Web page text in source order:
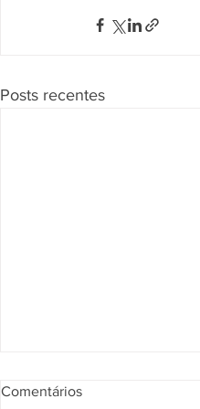
Posts recentes
Comentários